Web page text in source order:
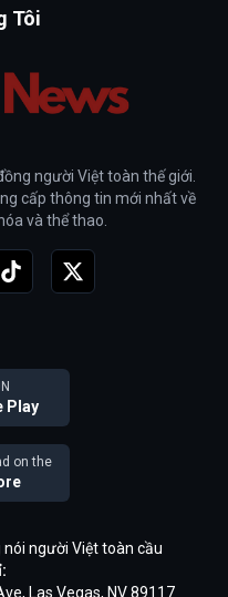
Tôi
người Việt toàn thế giới.
cấp thông tin mới nhất về
và thể thao.
Play
on the
nói người Việt toàn cầu
Las Vegas, NV 89117